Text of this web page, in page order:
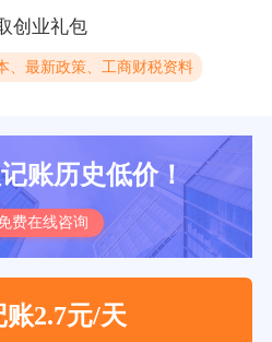
创业礼包
、最新政策、工商财税资料
账历史低价！
费在线咨询
2.7元/天